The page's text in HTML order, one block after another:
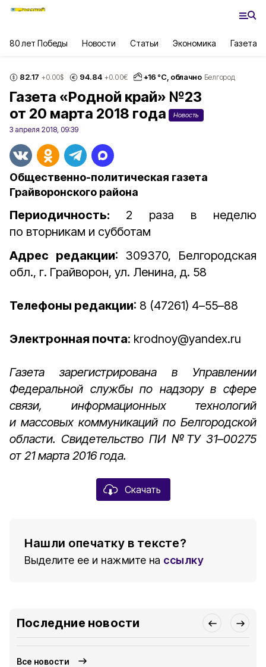
80 лет Победы Новости Статьи Экономика Газета
82.17 +0.00$ 94.84 +0.00€ +16 °С, облачно Белгород
Газета «Родной край» №23
от 20 марта 2018 года
Новость
3 апреля 2018, 09:39
Общественно-политическая газета
Грайворонского района
Периодичность: 2 раза в неделю
по вторникам и субботам
Адрес редакции: 309370, Белгородская
обл., г. Грайворон, ул. Ленина, д. 58
Телефоны редакции: 8 (47261) 4–55–88
Электронная почта: krodnoy@yandex.ru
Газета зарегистрирована в Управлении
Федеральной службы по надзору в сфере
связи, информационных технологий
и массовых коммуникаций по Белгородской
области. Свидетельство ПИ №ТУ 31–00275
от 21 марта 2016 года.
Скачать
Нашли опечатку в тексте?
Выделите ее и нажмите на ссылку
Последние новости
Все новости